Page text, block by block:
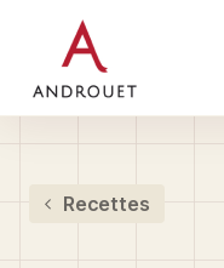
Rechercher un mot clé
Recettes